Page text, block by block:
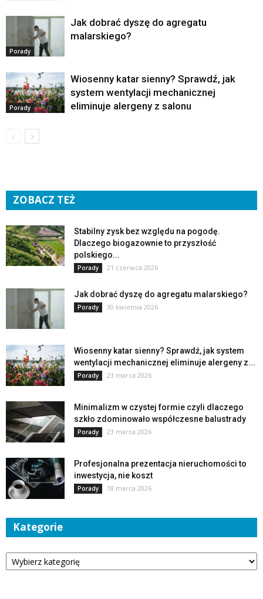
Porady
Jak dobrać dyszę do agregatu
malarskiego?
Porady
Wiosenny katar sienny? Sprawdź, jak
system wentylacji mechanicznej
eliminuje alergeny z salonu
ZOBACZ TEŻ
Stabilny zysk bez względu na pogodę.
Dlaczego biogazownie to przyszłość
polskiego...
Porady 21 czerwca 2026
Jak dobrać dyszę do agregatu malarskiego?
Porady 30 kwietnia 2026
Wiosenny katar sienny? Sprawdź, jak system
wentylacji mechanicznej eliminuje alergeny z...
Porady 23 marca 2026
Minimalizm w czystej formie czyli dlaczego
szkło zdominowało współczesne balustrady
Porady 23 marca 2026
Profesjonalna prezentacja nieruchomości to
inwestycja, nie koszt
Porady 18 marca 2026
Kategorie
Kategorie